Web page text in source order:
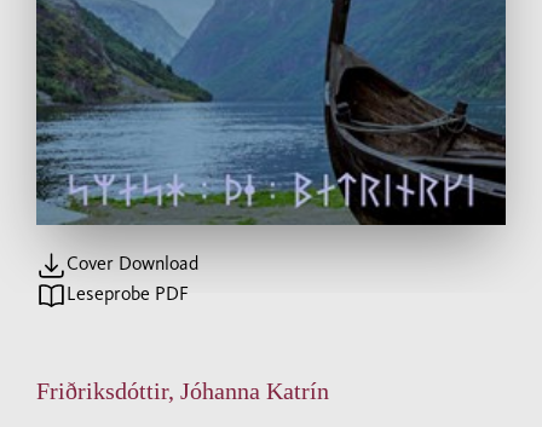
Cover Download
Leseprobe PDF
Friðriksdóttir, Jóhanna Katrín